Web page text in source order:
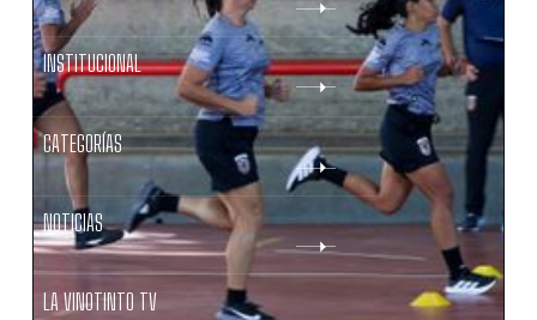
INSTITUCIONAL
CATEGORÍAS
NOTICIAS
LA VINOTINTO TV